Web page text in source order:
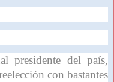
presidente del país,
con bastantes